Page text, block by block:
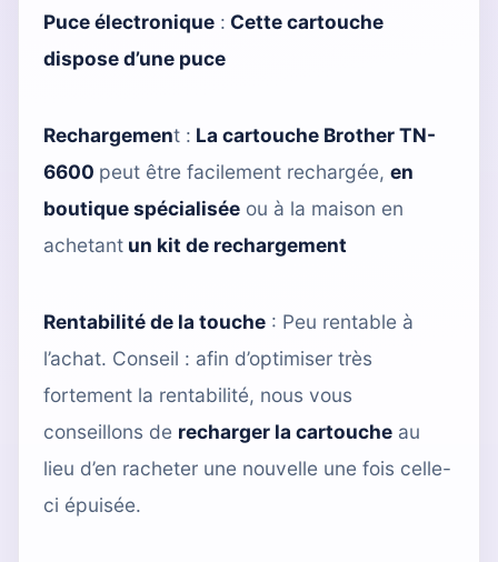
Puce électronique : Cette cartouche
dispose d’une puce
Rechargement : La cartouche Brother TN-
6600 peut être facilement rechargée, en
boutique spécialisée ou à la maison en
achetant un kit de rechargement
Rentabilité de la touche : Peu rentable à
l’achat. Conseil : afin d’optimiser très
fortement la rentabilité, nous vous
conseillons de recharger la cartouche au
lieu d’en racheter une nouvelle une fois celle-
ci épuisée.